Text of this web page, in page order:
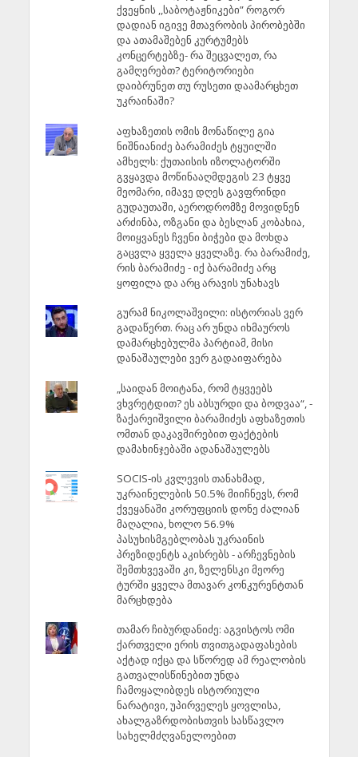
ქვეყნის ,,საბოტაჟნიკები” როგორ
დადიან იგივე მთავრობის პირობებში
და ათამაშებენ კურტუმებს
კონცერტებზე- რა შეცვალეთ, რა
გამღერებთ? ტერიტორიები
დაიბრუნეთ თუ რუსეთი დაამარცხეთ
უკრაინაში?
აფხაზეთის ომის მონაწილე გია
ნიშნიანიძე ბარამიძეს ტყუილში
ამხელს: ქუთაისის იზოლატორში
გვყავდა მოწინააღმდეგის 23 ტყვე
მეომარი, იმავე დღეს გავფრინდი
გუდაუთაში, აეროდრომზე მოვიდნენ
არძინბა, ოზგანი და ბესლან კობახია,
მოიყვანეს ჩვენი ბიჭები და მოხდა
გაცვლა ყველა ყველაზე. რა ბარამიძე,
რის ბარამიძე - იქ ბარამიძე არც
ყოფილა და არც არავის უნახავს
გურამ ნიკოლაშვილი: ისტორიას ვერ
გადაწერთ. რაც არ უნდა იხმაუროს
დამარცხებულმა პარტიამ, მისი
დანაშაულები ვერ გადაიფარება
„საიდან მოიტანა, რომ ტყვეებს
ვხვრეტდით? ეს აბსურდი და ბოდვაა“, -
ზაქარეიშვილი ბარამიძეს აფხაზეთის
ომთან დაკავშირებით ფაქტების
დამახინჯებაში ადანაშაულებს
SOCIS-ის კვლევის თანახმად,
უკრაინელების 50.5% მიიჩნევს, რომ
ქვეყანაში კორუფციის დონე ძალიან
მაღალია, ხოლო 56.9%
პასუხისმგებლობას უკრაინის
პრეზიდენტს აკისრებს - არჩევნების
შემთხვევაში კი, ზელენსკი მეორე
ტურში ყველა მთავარ კონკურენტთან
მარცხდება
თამარ ჩიბურდანიძე: აგვისტოს ომი
ქართველი ერის თვითგადაფასების
აქტად იქცა და სწორედ ამ რეალობის
გათვალისწინებით უნდა
ჩამოყალიბდეს ისტორიული
ნარატივი, უპირველეს ყოვლისა,
ახალგაზრდობისთვის სასწავლო
სახელმძღვანელოებით